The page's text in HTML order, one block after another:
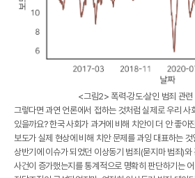
<그림2> 폭력·강도·살인 범죄 관
그렇다면 과연 언론에서 접하는 것처럼 실제로 우리 사
있을까요? 한국 사회가 과거에 비해 치안이 더 안 좋아
보도가 실제 현상에 비해 치안 문제를 과잉 대표하는
상반기에 이슈가 되었던 이상동기 범죄(묻지마 범죄)
사건이 증가했는지를 통계적으로 명확히 판단하기는